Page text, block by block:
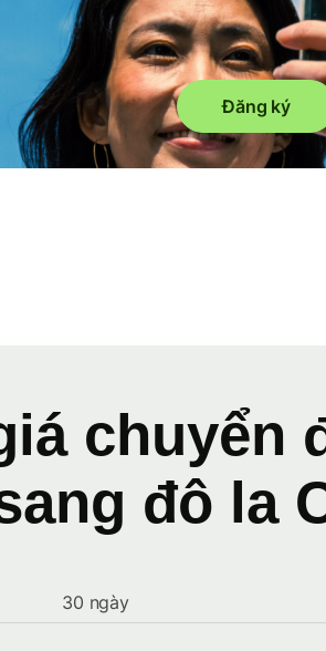
Đăng ký
chuyển
đô la
30 ngày